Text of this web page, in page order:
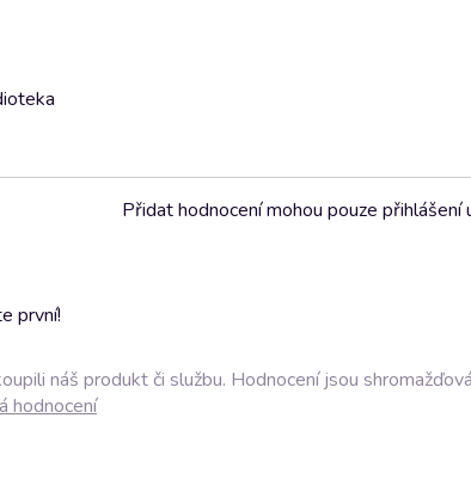
první!
Přidat hodnocení mohou pouze přihlášení
náš produkt či službu. Hodnocení jsou
hodnocení